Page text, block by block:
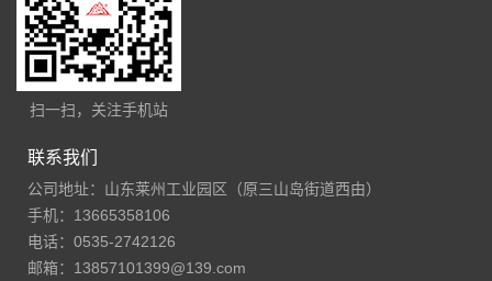
扫一扫，关注手机站
联系我们
公司地址：山东莱州工业园区（原三山岛街道西由）
手机：13665358106
电话：0535-2742126
邮箱：13857101399@139.com